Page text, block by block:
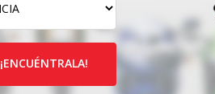
¡ENCUÉNTRALA!